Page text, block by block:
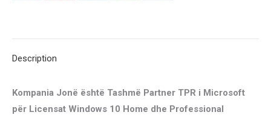
quantity
Description
Kompania Jonë është Tashmë Partner TPR i Microsoft
për Licensat Windows 10 Home dhe Professional